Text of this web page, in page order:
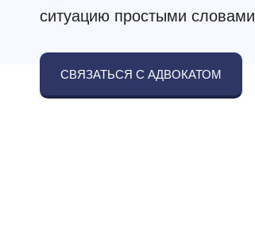
ситуацию простыми словами
СВЯЗАТЬСЯ С АДВОКАТОМ